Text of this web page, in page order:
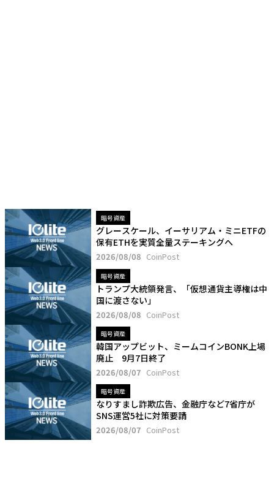
暗号資産
グレースケール、イーサリアム・ミニETFの
保有ETHを実質全量ステーキングへ
2026/08/08 CoinPost
暗号資産
トランプ大統領発言、「仮想通貨主導権は中
国に渡さない」
2026/08/08 CoinPost
暗号資産
韓国アップビット、ミームコインBONK上場
廃止 9月7日終了
2026/08/07 CoinPost
暗号資産
なりすまし詐欺広告、金融庁など7省庁が
SNS運営5社に対策要請
2026/08/07 CoinPost